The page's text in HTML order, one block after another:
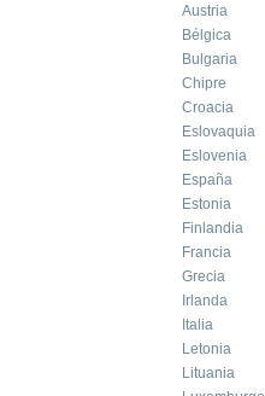
Austria
Bélgica
Bulgaria
Chipre
Croacia
Eslovaquia
Eslovenia
España
Estonia
Finlandia
Francia
Grecia
Irlanda
Italia
Letonia
Lituania